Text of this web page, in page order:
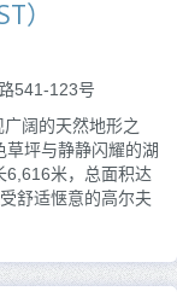
）
541-123号
阔的天然地形之
坪与静静闪耀的湖
6,616米，总面积达
舒适惬意的高尔夫